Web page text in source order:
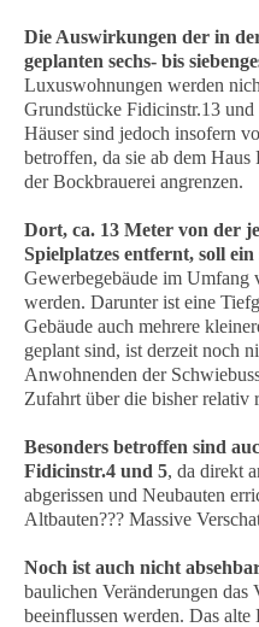
Die Auswirkungen der in
geplanten sechs- bis
Luxuswohnungen werden
Grundstücke Fidicinstr.13
Häuser sind jedoch insofern
betroffen, da sie ab dem
der Bockbrauerei angrenzen.
Dort, ca. 13 Meter von der
Spielplatzes entfernt, soll ein
Gewerbegebäude im Umfang
werden. Darunter ist eine
Gebäude auch mehrere
geplant sind, ist derzeit noch
Anwohnenden der
Zufahrt über die bisher relativ
Besonders betroffen sind
Fidicinstr.4 und 5, da direkt
abgerissen und Neubauten
Altbauten??? Massive
Noch ist auch nicht
baulichen Veränderungen das
beeinflussen werden. Das alte